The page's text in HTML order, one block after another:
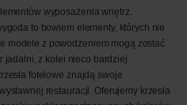
wyposażenia wnętrz.
to bowiem elementy, których nie
modele z powodzeniem mogą zostać
jadalni, z kolei nieco bardziej
fotelowe znajdą swoje
restauracji. Oferujemy krzesła